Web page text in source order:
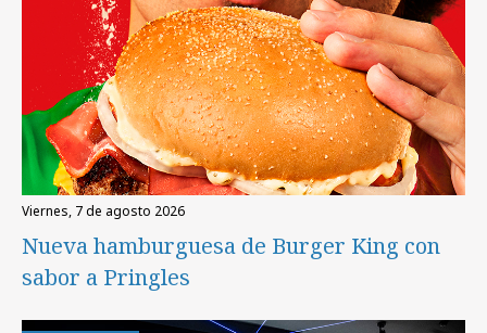
viernes, 7 de agosto 2026
Nueva hamburguesa de Burger King con
sabor a Pringles